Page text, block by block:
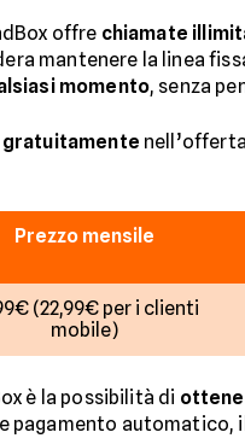
offre chiamate
mantenere la linea
momento, senza
gratuitamente
Prezzo mensile
(22,99€ per i clienti
mobile)
è la possibilità di
pagamento automatico,